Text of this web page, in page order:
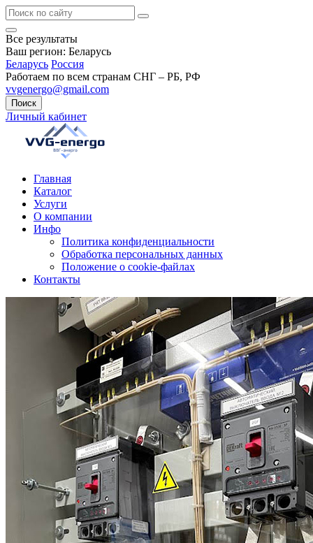
Все результаты
Ваш регион: Беларусь
Беларусь Россия
Работаем по всем странам СНГ – РБ, РФ
vvgenergo@gmail.com
Поиск
Личный кабинет
Главная
Каталог
Услуги
О компании
Инфо
Политика конфиденциальности
Обработка персональных данных
Положение о cookie-файлах
Контакты